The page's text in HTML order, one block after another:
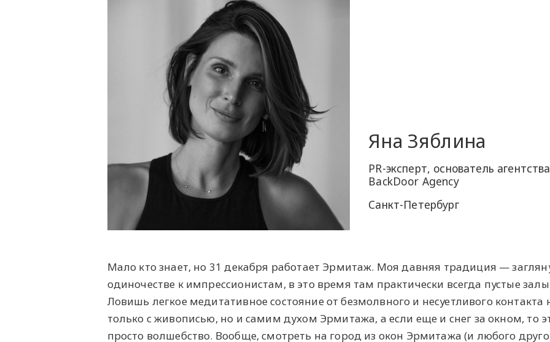
Яна Зяблина
PR-эксперт, основатель агентства
BackDoor Agency
Санкт-Петербург
Мало кто знает, но 31 декабря работает Эрмитаж. Моя давняя традиция —
одиночестве к импрессионистам, в это время там практически всегда пустые
Ловишь легкое медитативное состояние от безмолвного и несуетливого контакта
только с живописью, но и самим духом Эрмитажа, а если еще и снег за окном, то
просто волшебство. Вообще, смотреть на город из окон Эрмитажа (и любого